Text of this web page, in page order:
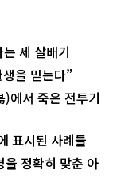
세 살배기
을 믿는다”
에서 죽은 전투기
표시된 사례들
정확히 맞춘 아